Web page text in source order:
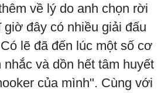
về lý do anh chọn rời
đây có nhiều giải đấu
lẽ đã đến lúc một số cơ
và dồn hết tâm huyết
của mình". Cùng với